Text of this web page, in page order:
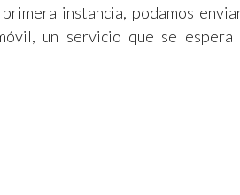
instancia, podamos
un servicio que se espera